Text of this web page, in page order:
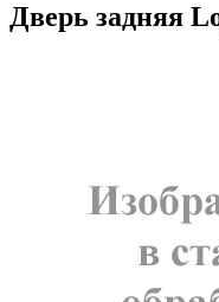
Дверь задняя